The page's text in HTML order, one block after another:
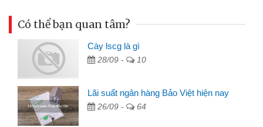
Có thể bạn quan tâm?
Cày lscg là gì
28/09 - 10
Lãi suất ngân hàng Bảo Việt hiện nay
26/09 - 64